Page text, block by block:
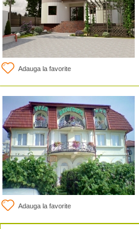
Adauga la favorite
Adauga la favorite